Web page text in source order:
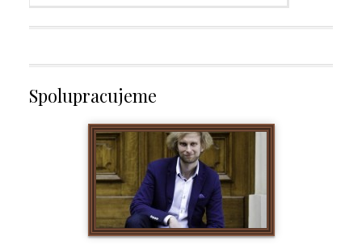
Spolupracujeme